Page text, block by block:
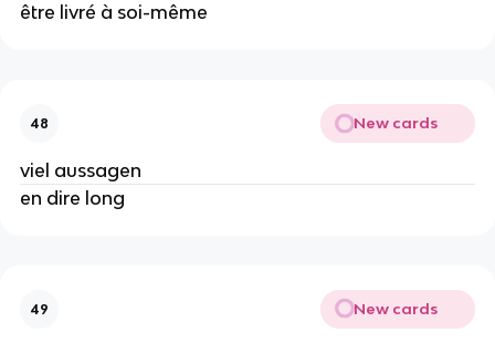
être livré à soi-même
48 New cards
viel aussagen
en dire long
49 New cards